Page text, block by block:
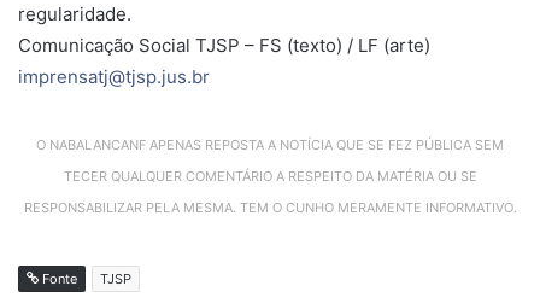
regularidade.
Comunicação Social TJSP – FS (texto) / LF (arte)
imprensatj@tjsp.jus.br
O NABALANCANF APENAS REPOSTA A NOTÍCIA QUE SE FEZ PÚBLICA SEM
TECER QUALQUER COMENTÁRIO A RESPEITO DA MATÉRIA OU SE
RESPONSABILIZAR PELA MESMA. TEM O CUNHO MERAMENTE INFORMATIVO.
Fonte TJSP